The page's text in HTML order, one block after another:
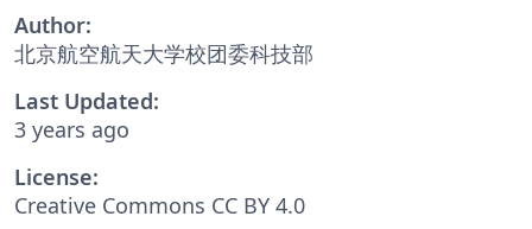
Author:
北京航空航天大学校团委科技部
Last Updated:
3 years ago
License:
Creative Commons CC BY 4.0